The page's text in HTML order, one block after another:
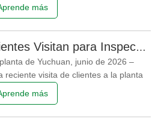
la aceptación en el almacén.
de biomasa, brindan un sólido
para la posterior producción en
de las máquinas de
más
Clientes Visitan para Inspección de Negocio de Secador de Lodos
de Yuchuan, junio de 2026 –
reciente visita de clientes a la planta
de secadores de lodos de
marcó un paso significativo en la
más